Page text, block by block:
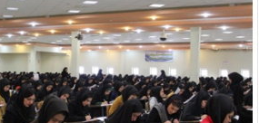
قرآن
و
حدیث
در
سال
۹۷